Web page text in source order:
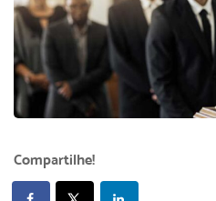
Compartilhe!